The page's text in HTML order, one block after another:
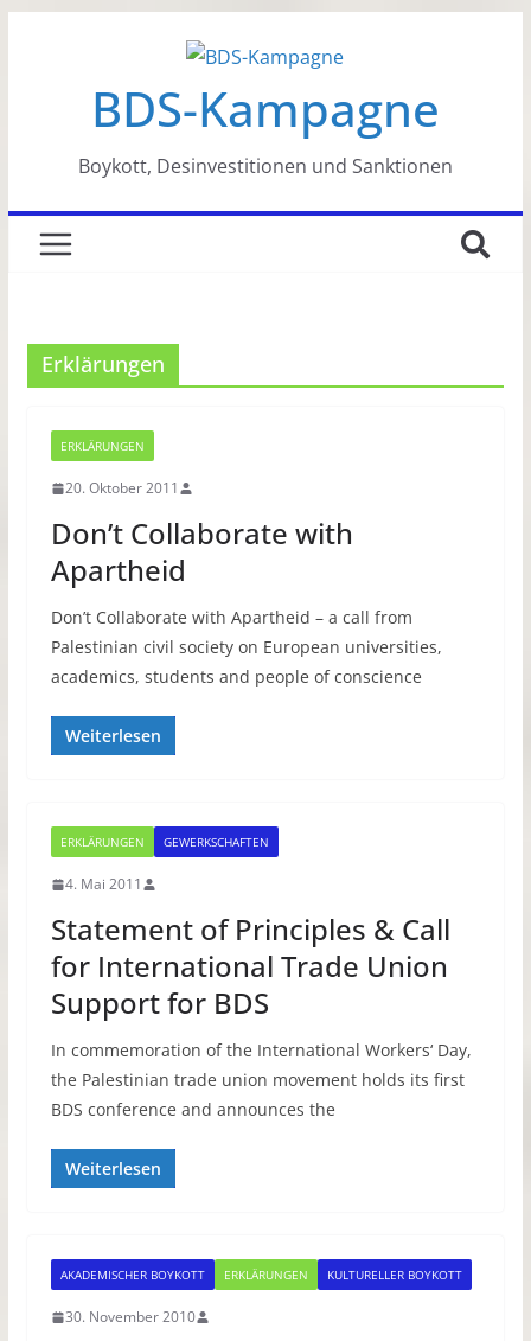
BDS-Kampagne
Boykott, Desinvestitionen und Sanktionen
Erklärungen
ERKLÄRUNGEN
20. Oktober 2011
Don’t Collaborate with
Apartheid
Don’t Collaborate with Apartheid – a call from
Palestinian civil society on European universities,
academics, students and people of conscience
Weiterlesen
ERKLÄRUNGEN GEWERKSCHAFTEN
4. Mai 2011
Statement of Principles & Call
for International Trade Union
Support for BDS
In commemoration of the International Workers‘ Day,
the Palestinian trade union movement holds its first
BDS conference and announces the
Weiterlesen
AKADEMISCHER BOYKOTT ERKLÄRUNGEN KULTURELLER BOYKOTT
30. November 2010